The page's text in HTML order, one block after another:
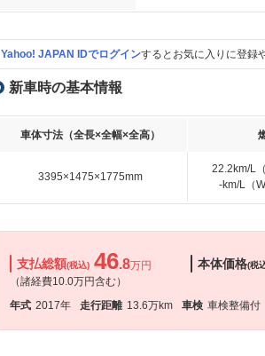
Yahoo! JAPAN IDでログインするとお気に入りに登録
新車時の基本情報
車体寸法（全長×全幅×全高）
3395×1475×1775mm
22.2km/L
-km/L（
支払総額(税込) 46.8万円
（諸経費10.0万円含む）
本体価格(税
年式 2017年 走行距離 13.6万km 車検 車検整備付